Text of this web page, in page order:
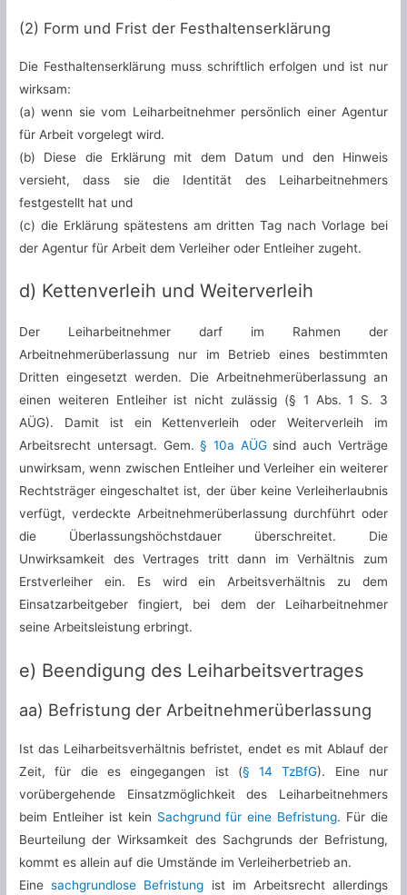
(2) Form und Frist der Festhaltenserklärung
Die Festhaltenserklärung muss schriftlich erfolgen und ist nur
wirksam:
(a) wenn sie vom Leiharbeitnehmer persönlich einer Agentur
für Arbeit vorgelegt wird.
(b) Diese die Erklärung mit dem Datum und den Hinweis
versieht, dass sie die Identität des Leiharbeitnehmers
festgestellt hat und
(c) die Erklärung spätestens am dritten Tag nach Vorlage bei
der Agentur für Arbeit dem Verleiher oder Entleiher zugeht.
d) Kettenverleih und Weiterverleih
Der Leiharbeitnehmer darf im Rahmen der
Arbeitnehmerüberlassung nur im Betrieb eines bestimmten
Dritten eingesetzt werden. Die Arbeitnehmerüberlassung an
einen weiteren Entleiher ist nicht zulässig (§ 1 Abs. 1 S. 3
AÜG). Damit ist ein Kettenverleih oder Weiterverleih im
Arbeitsrecht untersagt. Gem.§ 10a AÜGsind auch Verträge
unwirksam, wenn zwischen Entleiher und Verleiher ein weiterer
Rechtsträger eingeschaltet ist, der über keine Verleiherlaubnis
verfügt, verdeckte Arbeitnehmerüberlassung durchführt oder
die Überlassungshöchstdauer überschreitet. Die
Unwirksamkeit des Vertrages tritt dann im Verhältnis zum
Erstverleiher ein. Es wird ein Arbeitsverhältnis zu dem
Einsatzarbeitgeber fingiert, bei dem der Leiharbeitnehmer
seine Arbeitsleistung erbringt.
e) Beendigung des Leiharbeitsvertrages
aa) Befristung der Arbeitnehmerüberlassung
Ist das Leiharbeitsverhältnis befristet, endet es mit Ablauf der
Zeit, für die es eingegangen ist (§ 14 TzBfG). Eine nur
vorübergehende Einsatzmöglichkeit des Leiharbeitnehmers
beim Entleiher ist kein Sachgrund für eine Befristung. Für die
Beurteilung der Wirksamkeit des Sachgrunds der Befristung,
kommt es allein auf die Umstände im Verleiherbetrieb an.
Einesachgrundlose Befristung ist im Arbeitsrecht allerdings